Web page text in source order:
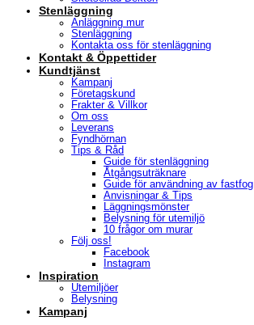
Stenläggning
Anläggning mur
Stenläggning
Kontakta oss för stenläggning
Kontakt & Öppettider
Kundtjänst
Kampanj
Företagskund
Frakter & Villkor
Om oss
Leverans
Fyndhörnan
Tips & Råd
Guide för stenläggning
Åtgångsuträknare
Guide för användning av fastfog
Anvisningar & Tips
Läggningsmönster
Belysning för utemiljö
10 frågor om murar
Följ oss!
Facebook
Instagram
Inspiration
Utemiljöer
Belysning
Kampanj